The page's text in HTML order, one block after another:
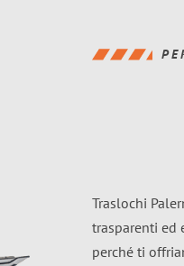
Traslochi
trasparenti ed
perché ti